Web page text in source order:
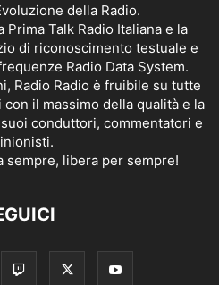
della Radio.
Prima Talk Radio Italiana e la
di riconoscimento testuale e
Radio Data System.
Radio Radio è fruibile su tutte
il massimo della qualità e la
conduttori, commentatori e
sempre, libera per sempre!